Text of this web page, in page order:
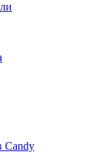
Candy